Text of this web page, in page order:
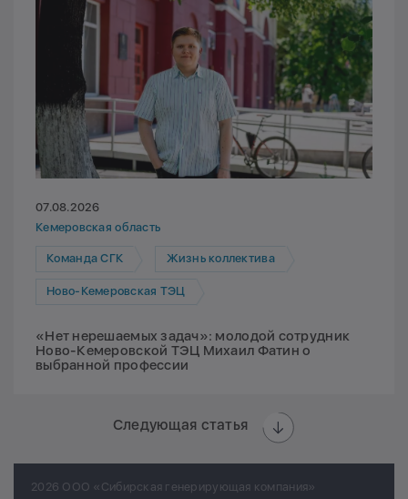
07.08.2026
Кемеровская область
Команда СГК Жизнь коллектива
Ново-Кемеровская ТЭЦ
«Нет нерешаемых задач»: молодой сотрудник
Ново-Кемеровской ТЭЦ Михаил Фатин о
выбранной профессии
Следующая статья
2026 ООО «Сибирская генерирующая компания»